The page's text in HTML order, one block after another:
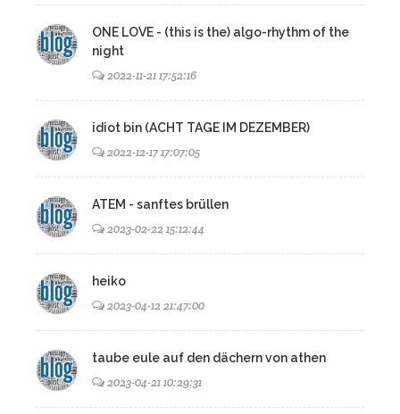
ONE LOVE - (this is the) algo-rhythm of the
night
2022-11-21 17:52:16
idiot bin (ACHT TAGE IM DEZEMBER)
2022-12-17 17:07:05
ATEM - sanftes brüllen
2023-02-22 15:12:44
heiko
2023-04-12 21:47:00
taube eule auf den dächern von athen
2023-04-21 10:29:31